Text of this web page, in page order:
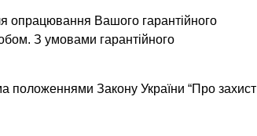
опрацювання Вашого гарантійного
З умовами гарантійного
положеннями Закону України “Про захист